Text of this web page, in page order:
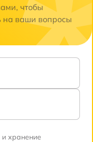
чтобы
на ваши вопросы
хранение